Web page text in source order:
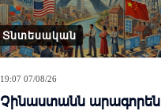
Տնտեսական
19:07 07/08/26
Չինաստանն արագորեն